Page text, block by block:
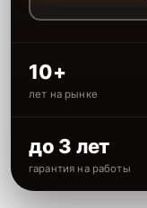
10+
лет на рынке
до 3 лет
гарантия на работы